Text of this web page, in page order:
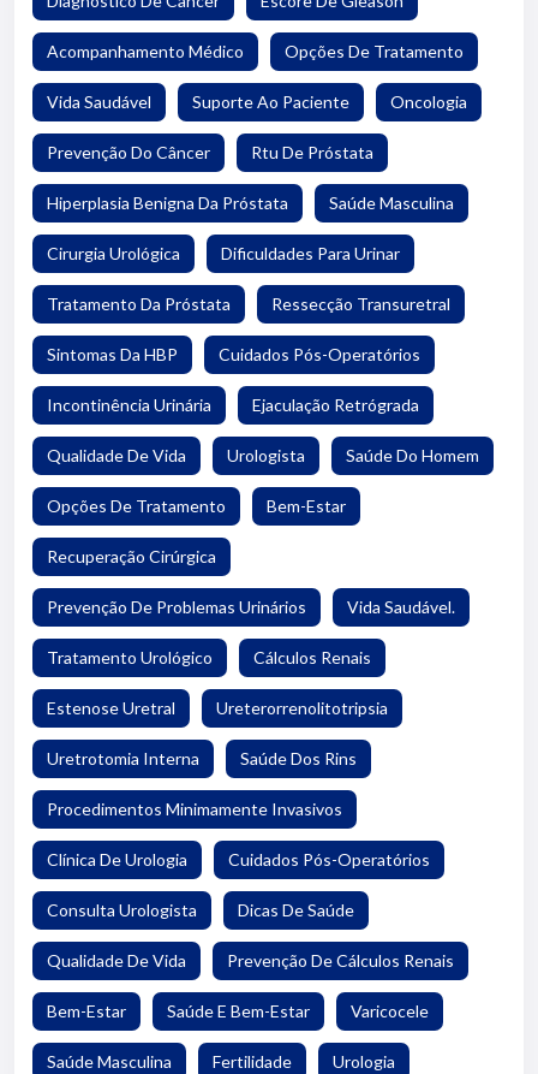
Acompanhamento Médico Opções De Tratamento
Vida Saudável Suporte Ao Paciente Oncologia
Prevenção Do Câncer Rtu De Próstata
Hiperplasia Benigna Da Próstata Saúde Masculina
Cirurgia Urológica Dificuldades Para Urinar
Tratamento Da Próstata Ressecção Transuretral
Sintomas Da HBP Cuidados Pós-Operatórios
Incontinência Urinária Ejaculação Retrógrada
Qualidade De Vida Urologista Saúde Do Homem
Opções De Tratamento Bem-Estar
Recuperação Cirúrgica
Prevenção De Problemas Urinários Vida Saudável.
Tratamento Urológico Cálculos Renais
Estenose Uretral Ureterorrenolitotripsia
Uretrotomia Interna Saúde Dos Rins
Procedimentos Minimamente Invasivos
Clínica De Urologia Cuidados Pós-Operatórios
Consulta Urologista Dicas De Saúde
Qualidade De Vida Prevenção De Cálculos Renais
Bem-Estar Saúde E Bem-Estar Varicocele
Saúde Masculina Fertilidade Urologia